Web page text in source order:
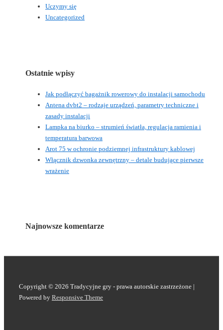
Uczymy się
Uncategorized
Ostatnie wpisy
Jak podłączyć bagażnik rowerowy do instalacji samochodu
Antena dvbt2 – rodzaje urządzeń, parametry techniczne i
zasady instalacji
Lampka na biurko – strumień światła, regulacja ramienia i
temperatura barwowa
Arot 75 w ochronie podziemnej infrastruktury kablowej
Włącznik dzwonka zewnętrzny – detale budujące pierwsze
wrażenie
Najnowsze komentarze
Copyright © 2026 Tradycyjne gry - prawa autorskie zastrzeżone |
Powered by Responsive Theme